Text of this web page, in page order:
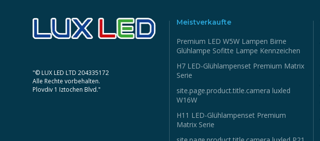
"© LUX LED LTD 204335172
Alle Rechte vorbehalten.
Plovdiv 1 Iztochen Blvd."
Meistverkaufte
Premium LED W5W Lampen Birne
Glühlampe Sofitte Lampe Kennzeichen
H7 LED-Glühlampenset Premium Matrix
Serie
site.page.product.title.camera luxled
W16W
H11 LED-Glühlampenset Premium
Matrix Serie